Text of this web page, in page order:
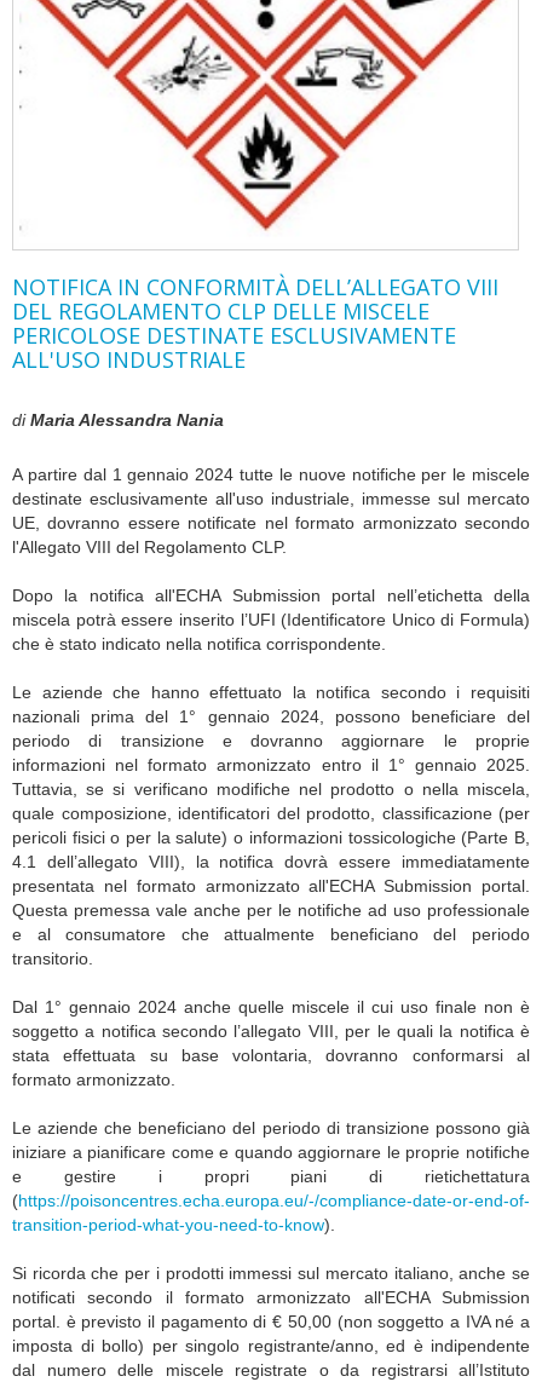
NOTIFICA IN CONFORMITÀ DELL’ALLEGATO VIII
DEL REGOLAMENTO CLP DELLE MISCELE
PERICOLOSE DESTINATE ESCLUSIVAMENTE
ALL'USO INDUSTRIALE
diMaria Alessandra Nania
A partire dal 1 gennaio 2024 tutte le nuove notifiche per le miscele
destinate esclusivamente all'uso industriale, immesse sul mercato
UE, dovranno essere notificate nel formato armonizzato secondo
l'Allegato VIII del Regolamento CLP.
Dopo la notifica all'ECHA Submission portal nell’etichetta della
miscela potrà essere inserito l’UFI (Identificatore Unico di Formula)
che è stato indicato nella notifica corrispondente.
Le aziende che hanno effettuato la notifica secondo i requisiti
nazionali prima del 1° gennaio 2024, possono beneficiare del
periodo di transizione e dovranno aggiornare le proprie
informazioni nel formato armonizzato entro il 1° gennaio 2025.
Tuttavia, se si verificano modifiche nel prodotto o nella miscela,
quale composizione, identificatori del prodotto, classificazione (per
pericoli fisici o per la salute) o informazioni tossicologiche (Parte B,
4.1 dell’allegato VIII), la notifica dovrà essere immediatamente
presentata nel formato armonizzato all'ECHA Submission portal.
Questa premessa vale anche per le notifiche ad uso professionale
e al consumatore che attualmente beneficiano del periodo
transitorio.
Dal 1° gennaio 2024 anche quelle miscele il cui uso finale non è
soggetto a notifica secondo l’allegato VIII, per le quali la notifica è
stata effettuata su base volontaria, dovranno conformarsi al
formato armonizzato.
Le aziende che beneficiano del periodo di transizione possono già
iniziare a pianificare come e quando aggiornare le proprie notifiche
e gestire i propri piani di rietichettatura
(https://poisoncentres.echa.europa.eu/-/compliance-date-or-end-of-
transition-period-what-you-need-to-know).
Si ricorda che per i prodotti immessi sul mercato italiano, anche se
notificati secondo il formato armonizzato all'ECHA Submission
portal. è previsto il pagamento di € 50,00 (non soggetto a IVA né a
imposta di bollo) per singolo registrante/anno, ed è indipendente
dal numero delle miscele registrate o da registrarsi all’Istituto